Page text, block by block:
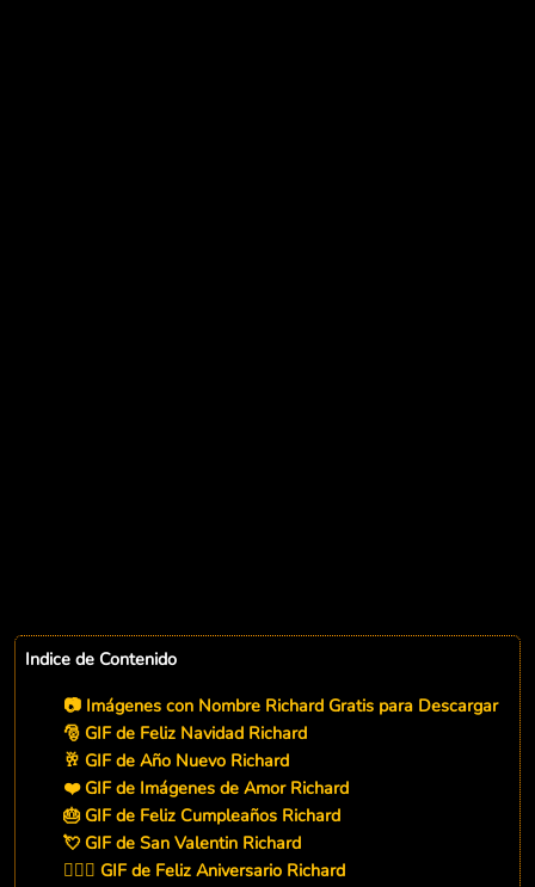
Indice de Contenido
📷 Imágenes con Nombre Richard Gratis para Descargar
🎅 GIF de Feliz Navidad Richard
🥂 GIF de Año Nuevo Richard
❤️ GIF de Imágenes de Amor Richard
🎂 GIF de Feliz Cumpleaños Richard
💘 GIF de San Valentin Richard
👨‍❤️‍👨 GIF de Feliz Aniversario Richard